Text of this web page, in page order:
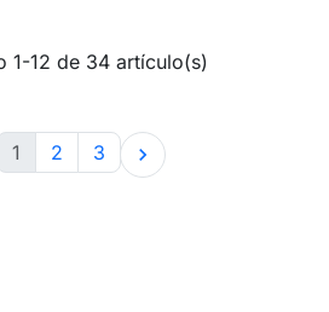
1-12 de 34 artículo(s)
1 2 3 